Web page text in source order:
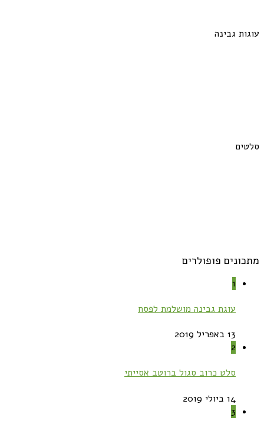
עוגות גבינה
סלטים
מתכונים פופולרים
1
עוגת גבינה מושלמת לפסח
13 באפריל 2019
2
סלט כרוב סגול ברוטב אסייתי
14 ביולי 2019
3